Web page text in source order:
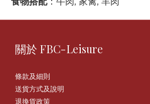
關於 FBC-Leisure
條款及細則
送貨方式及說明
退換貨政策